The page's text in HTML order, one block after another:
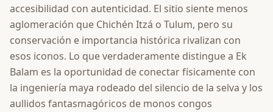
accesibilidad con autenticidad. El sitio siente menos
aglomeración que Chichén Itzá o Tulum, pero su
conservación e importancia histórica rivalizan con
esos iconos. Lo que verdaderamente distingue a Ek
Balam es la oportunidad de conectar físicamente con
la ingeniería maya rodeado del silencio de la selva y los
aullidos fantasmagóricos de monos congos